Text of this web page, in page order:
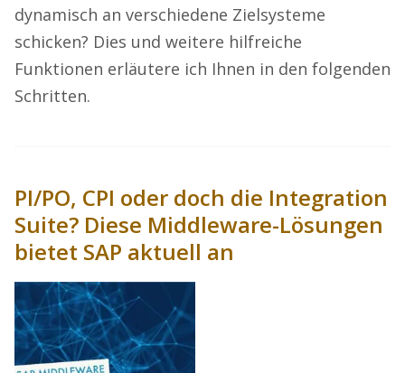
dynamisch an verschiedene Zielsysteme
schicken? Dies und weitere hilfreiche
Funktionen erläutere ich Ihnen in den folgenden
Schritten.
PI/PO, CPI oder doch die Integration
Suite? Diese Middleware-Lösungen
bietet SAP aktuell an